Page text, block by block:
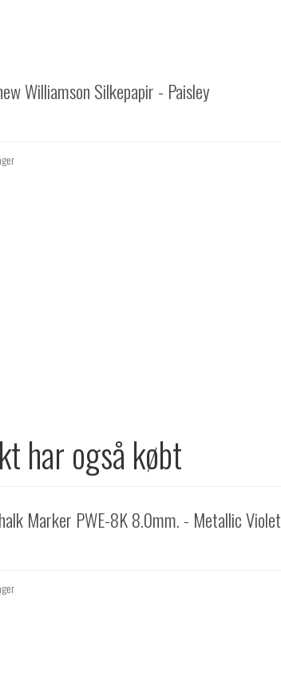
Williamson Silkepapir - Paisley
har også købt
Marker PWE-8K 8.0mm. - Metallic Violet